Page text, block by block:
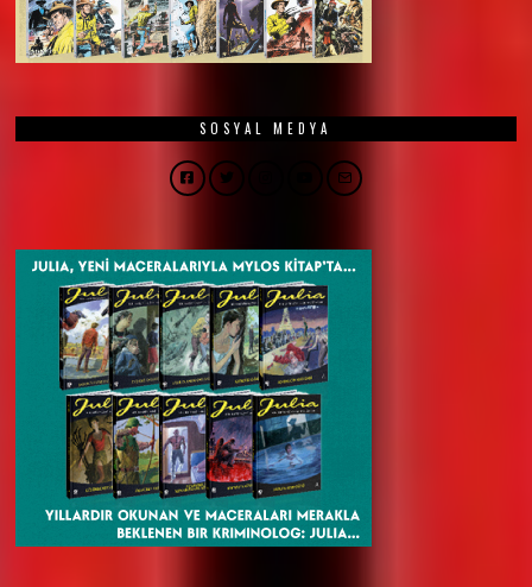
SOSYAL MEDYA
FacebookTwitter Instagram
YouTubeEmail